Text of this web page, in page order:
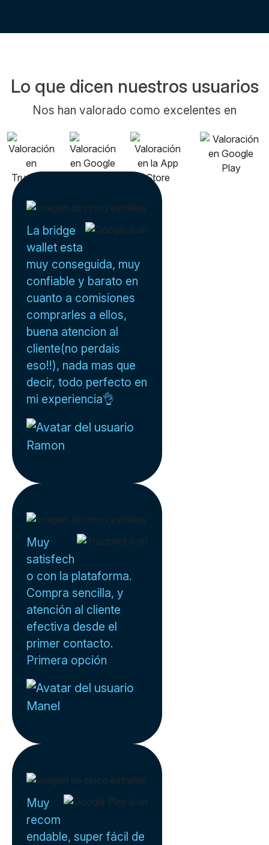
Lo que dicen nuestros usuarios
Nos han valorado como excelentes en
La bridge
wallet esta
muy conseguida, muy
confiable y barato en
cuanto a comisiones
comprarles a ellos,
buena atencion al
cliente(no perdais
eso!!), nada mas que
decir, todo perfecto en
mi experiencia👌
Ramon
Muy
satisfech
o con la plataforma.
Compra sencilla, y
atención al cliente
efectiva desde el
primer contacto.
Primera opción
Manel
Muy
recom
endable, super fácil de